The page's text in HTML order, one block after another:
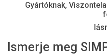
Gyártóknak,
Ismerje meg